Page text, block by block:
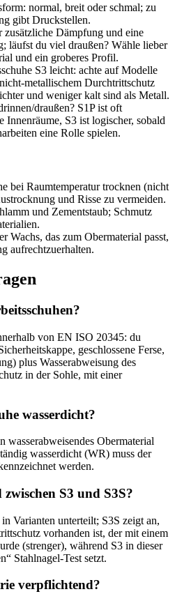
normal, breit oder schmal; zu
gibt Druckstellen.
zusätzliche Dämpfung und eine
läufst du viel draußen? Wähle lieber
und ein groberes Profil.
S3 leicht: achte auf Modelle
metallischem Durchtrittschutz
und weniger kalt sind als Metall.
draußen? S1P ist oft
Innenräume, S3 ist logischer, sobald
eine Rolle spielen.
bei Raumtemperatur trocknen (nicht
und Risse zu vermeiden.
und Zementstaub; Schmutz
Wachs, das zum Obermaterial passt,
aufrechtzuerhalten.
von EN ISO 20345: du
geschlossene Ferse,
plus Wasserabweisung des
in der Sohle, mit einer
wasserdicht?
wasserabweisendes Obermaterial
wasserdicht (WR) muss der
werden.
S3 und S3S?
Varianten unterteilt; S3S zeigt an,
vorhanden ist, der mit einem
(strenger), während S3 in dieser
Stahlnagel-Test setzt.
verpflichtend?